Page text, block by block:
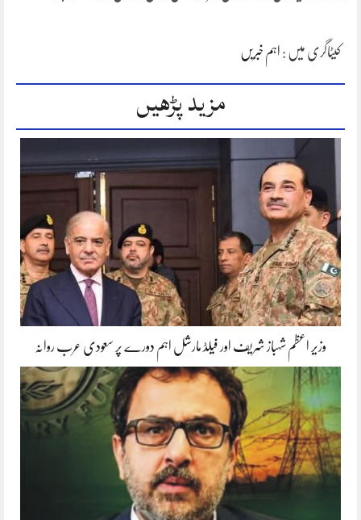
کیٹاگری میں : اہم خبریں
مزید پڑھیں
وزیر اعظم شہباز شریف اور فیلڈ مارشل اہم دورے پر سعودی عرب روانہ